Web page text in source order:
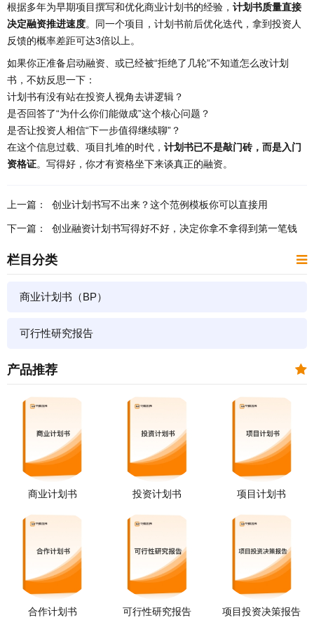
根据多年为早期项目撰写和优化商业计划书的经验， 计划书质量直接
决定融资推进速度。同一个项目，计划书前后优化迭代，拿到投资人
反馈的概率差距可达3倍以上。
如果你正准备启动融资、或已经被“拒绝了几轮”不知道怎么改计划
书，不妨反思一下：
计划书有没有站在投资人视角去讲逻辑？
是否回答了“为什么你们能做成”这个核心问题？
是否让投资人相信“下一步值得继续聊”？
在这个信息过载、项目扎堆的时代， 计划书已不是敲门砖，而是入门
资格证。写得好，你才有资格坐下来谈真正的融资。
上一篇： ​创业计划书写不出来？这个范例模板你可以直接用
下一篇： 创业融资计划书写得好不好，决定你拿不拿得到第一笔钱
栏目分类
商业计划书（BP）
可行性研究报告
产品推荐
商业计划书 投资计划书 项目计划书
合作计划书 可行性研究报告 项目投资决策报告